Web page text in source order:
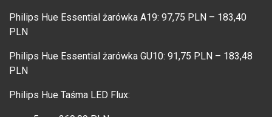
Philips Hue Essential żarówka A19: 97,75 PLN – 183,40
PLN
Philips Hue Essential żarówka GU10: 91,75 PLN – 183,48
PLN
Philips Hue Taśma LED Flux: